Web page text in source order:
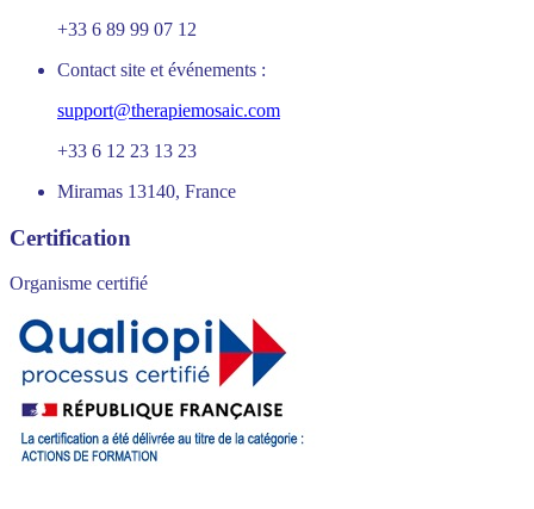
+33 6 89 99 07 12
Contact site et événements :
support@therapiemosaic.com
+33 6 12 23 13 23
Miramas 13140, France
Certification
Organisme certifié